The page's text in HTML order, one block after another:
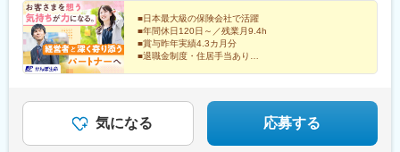
駅、旦過駅、市役所駅(長崎県)、佐世保駅、九品寺交差点駅、高見
橋駅
児島県、熊本県※初期配属の都道府県を希望できます！U・Iターン
歓迎！※当面転勤なし／エリア内での転勤の可能性あり※配属先の
法人営業部は、応募者の希望も踏まえて決定します■受動喫煙対
策：屋内禁煙
松本駅、電気ビル前駅、末広町駅(富山県)、北鉄金沢駅、福井駅、
名鉄岐阜駅、静岡駅、三島広小路駅、第一通り駅、伏見駅(愛知
県)、中岡崎駅、あすなろう四日市駅、大津駅、京都駅、天満橋
駅、堺駅、布施駅、西元町駅、姫路駅、新大宮駅、和歌山市駅、
鳥取駅、松江駅、郵便局前駅、白島駅(広島電鉄線)、福山駅、新山
駅(福岡県)、天神駅、西鉄久留米駅、佐賀駅、浦上駅前駅、佐世保
駅、花畑町駅、大分駅、宮崎駅、鹿児島中央駅、大通駅、松風町
■日本最大級の保険会社で活躍
■年間休日120日～／残業月9.4h
■賞与昨年実績4.3カ月分
■退職金制度・住居手当あり
企業の経営と働く人の安心を支えていきませんか？
気になる 応募する